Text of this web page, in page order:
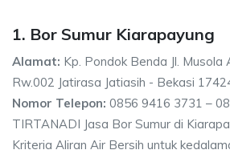
1. Bor Sumur Kiarapayung
Alamat: Kp. Pondok Benda Jl. Musola
Rw.002 Jatirasa Jatiasih - Bekasi
Nomor Telepon: 0856 9416 3731 –
TIRTANADI Jasa Bor Sumur di
Kriteria Aliran Air Bersih untuk